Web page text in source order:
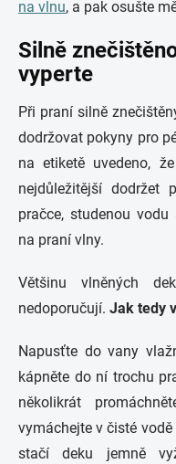
na vlnu, a pak osušte
Silně
vyperte
Při praní silně
dodržovat pokyny pro
na etiketě uvedeno,
nejdůležitější dodržet
pračce, studenou
na praní vlny.
Většinu vlněných
nedoporučují. Jak tedy
Napusťte do vany
kápněte do ní trochu
několikrát
vymáchejte v čisté
stačí deku jemně